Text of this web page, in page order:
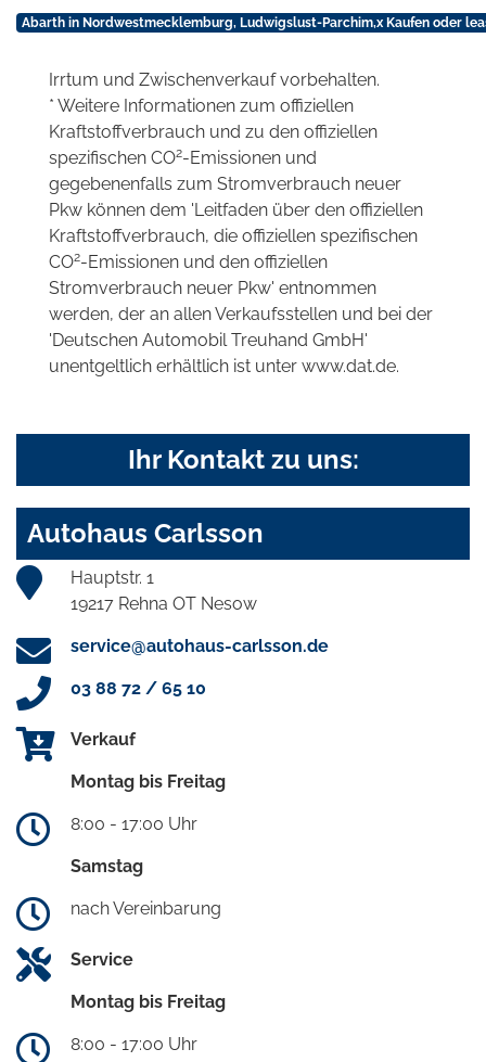
Abarth in Nordwestmecklemburg, Ludwigslust-Parchim,x Kaufen oder
Irrtum und Zwischenverkauf vorbehalten.
* Weitere Informationen zum offiziellen
Kraftstoffverbrauch und zu den offiziellen
spezifischen CO2-Emissionen und
gegebenenfalls zum Stromverbrauch neuer
Pkw können dem 'Leitfaden über den offiziellen
Kraftstoffverbrauch, die offiziellen spezifischen
CO2-Emissionen und den offiziellen
Stromverbrauch neuer Pkw' entnommen
werden, der an allen Verkaufsstellen und bei der
'Deutschen Automobil Treuhand GmbH'
unentgeltlich erhältlich ist unter www.dat.de.
Ihr Kontakt zu uns:
Autohaus Carlsson
Hauptstr. 1
19217 Rehna OT Nesow
service@autohaus-carlsson.de
03 88 72 / 65 10
Verkauf
Montag bis Freitag
8:00 - 17:00 Uhr
Samstag
nach Vereinbarung
Service
Montag bis Freitag
8:00 - 17:00 Uhr